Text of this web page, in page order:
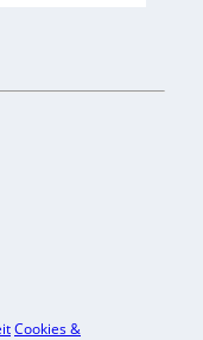
Cookies &